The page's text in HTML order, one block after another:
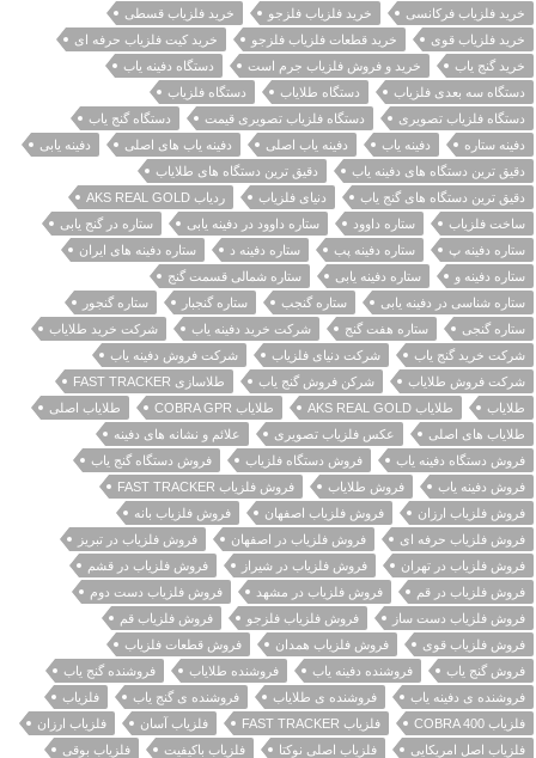
خرید فلزیاب فرکانسی
خرید فلزیاب فلزجو
خرید فلزیاب قسطی
خرید فلزیاب قوی
خرید قطعات فلزیاب فلزجو
خرید کیت فلزیاب حرفه ای
خرید گنج یاب
خرید و فروش فلزیاب جرم است
دستگاه دفینه یاب
دستگاه سه بعدی فلزیاب
دستگاه طلایاب
دستگاه فلزیاب
دستگاه فلزیاب تصویری
دستگاه فلزیاب تصویری قیمت
دستگاه گنج یاب
دفینه ستاره
دفینه یاب دفینه یاب اصلی دفینه یاب های اصلی
دفینه یابی
دقیق ترین دستگاه های دفینه یاب
دقیق ترین دستگاه های طلایاب
دقیق ترین دستگاه های گنج یاب
دنیای فلزیاب
ردیاب AKS REAL GOLD
ساخت فلزیاب
ستاره داوود ستاره داوود در دفینه یابی
ستاره در گنج یابی
ستاره دفینه پ
ستاره دفینه پب ستاره دفینه د
ستاره دفینه های ایران
ستاره دفینه و
ستاره دفینه یابی
ستاره شمالی قسمت گنج
ستاره شناسی در دفینه یابی
ستاره گنجب ستاره گنجبار
ستاره گنجور
ستاره گنجی
ستاره هفت گنج شرکت خرید دفینه یاب
شرکت خرید طلایاب
شرکت خرید گنج یاب
شرکت دنیای فلزیاب
شرکت فروش دفینه یاب
شرکت فروش طلایاب
شرکن فروش گنج یاب
طلاسازی FAST TRACKER
طلایاب
طلایاب AKS REAL GOLD طلایاب COBRA GPR
طلایاب اصلی
طلایاب های اصلی
عکس فلزیاب تصویری
علائم و نشانه های دفینه
فروش دستگاه دفینه یاب
فروش دستگاه فلزیاب
فروش دستگاه گنج یاب
فروش دفینه یاب
فروش طلایاب
فروش فلزیاب FAST TRACKER
فروش فلزیاب ارزان
فروش فلزیاب اصفهان
فروش فلزیاب بانه
فروش فلزیاب حرفه ای
فروش فلزیاب در اصفهان
فروش فلزیاب در تبریز
فروش فلزیاب در تهران
فروش فلزیاب در شیراز
فروش فلزیاب در قشم
فروش فلزیاب در قم
فروش فلزیاب در مشهد
فروش فلزیاب دست دوم
فروش فلزیاب دست ساز
فروش فلزیاب فلزجو
فروش فلزیاب قم
فروش فلزیاب قوی
فروش فلزیاب همدان
فروش قطعات فلزیاب
فروش گنج یاب
فروشنده دفینه یاب فروشنده طلایاب
فروشنده گنج یاب
فروشنده ی دفینه یاب
فروشنده ی طلایاب فروشنده ی گنج یاب
فلزیاب
فلزیاب COBRA 400
فلزیاب FAST TRACKER فلزیاب آسان
فلزیاب ارزان
فلزیاب اصل امریکایی
فلزیاب اصلی نوکتا فلزیاب باکیفیت
فلزیاب بوقی